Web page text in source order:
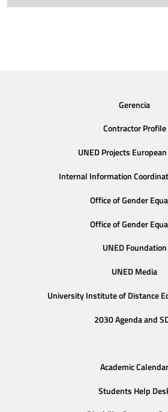
Gerencia
Contractor Profile
UNED Projects
Internal Information
Office of Gender
Office of Gender
UNED Foundation
UNED Media
University Institute of Distance
2030 Agenda and
Academic Calendar
Students Help